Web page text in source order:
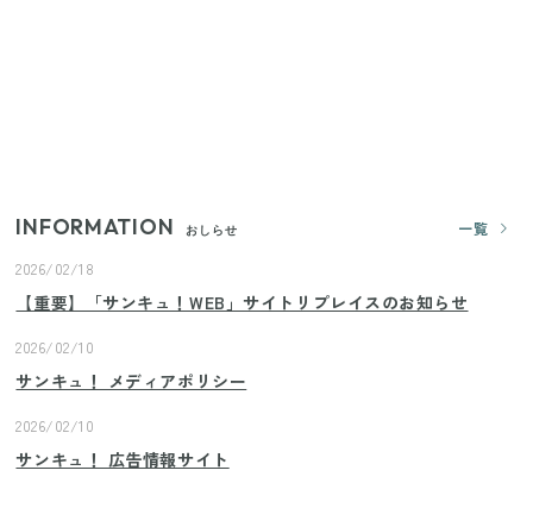
INFORMATION おしらせ
一覧
2026/02/18
【重要】「サンキュ！WEB」サイトリプレイスのお知らせ
2026/02/10
サンキュ！ メディアポリシー
2026/02/10
サンキュ！ 広告情報サイト